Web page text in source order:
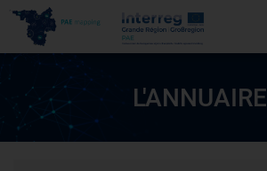
L'ANNUAIRE